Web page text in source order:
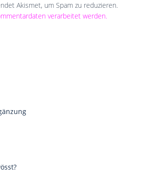
Akismet, um Spam zu reduzieren.
verarbeitet werden.